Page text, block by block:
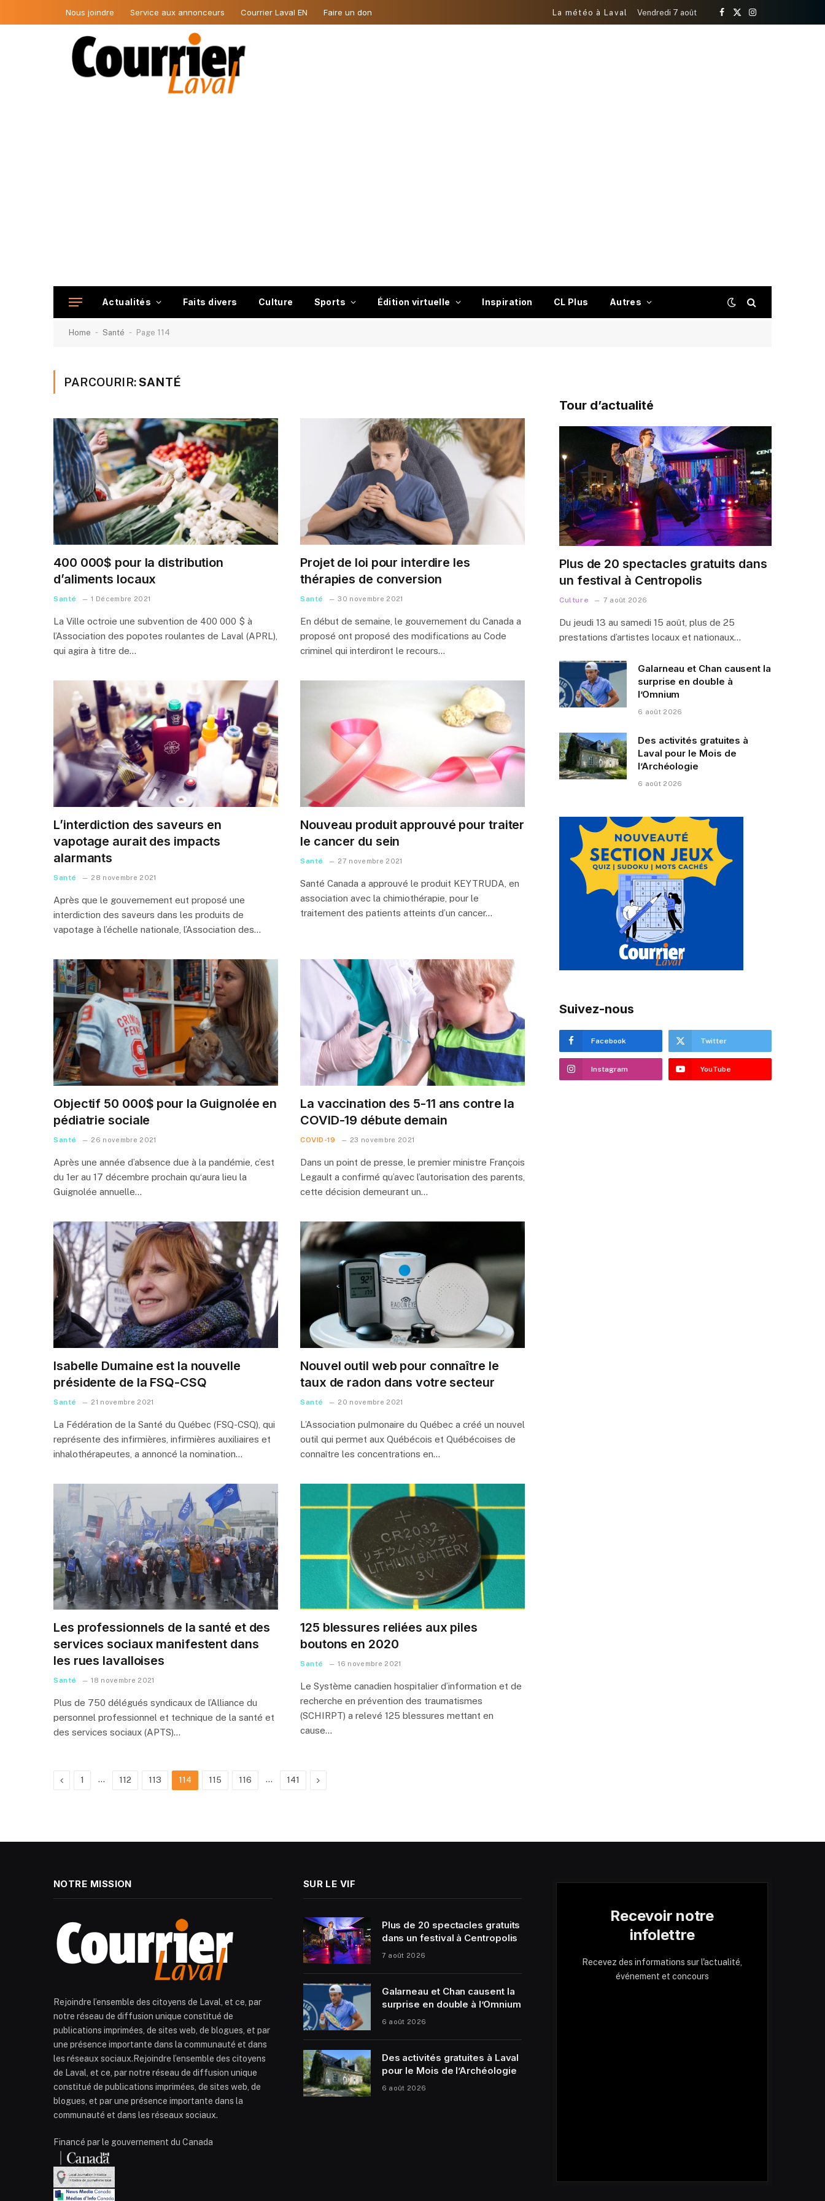
Nous joindre Service aux annonceurs Courrier Laval EN Faire un don La météo à Laval Vendredi 7 août
Facebook
X
Instagram
Actualités Faits divers Culture Sports Édition virtuelle Inspiration CL Plus Autres
Home - Santé - Page 114
PARCOURIR:SANTÉ
400 000$ pour la distribution
d’aliments locaux
Santé 1 Décembre 2021
La Ville octroie une subvention de 400 000 $ à
l’Association des popotes roulantes de Laval (APRL),
qui agira à titre de…
Projet de loi pour interdire les
thérapies de conversion
Santé 30 novembre 2021
En début de semaine, le gouvernement du Canada a
proposé ont proposé des modifications au Code
criminel qui interdiront le recours…
L’interdiction des saveurs en
vapotage aurait des impacts
alarmants
Santé 28 novembre 2021
Après que le gouvernement eut proposé une
interdiction des saveurs dans les produits de
vapotage à l’échelle nationale, l’Association des…
Nouveau produit approuvé pour traiter
le cancer du sein
Santé 27 novembre 2021
Santé Canada a approuvé le produit KEYTRUDA, en
association avec la chimiothérapie, pour le
traitement des patients atteints d’un cancer…
Objectif 50 000$ pour la Guignolée en
pédiatrie sociale
Santé 26 novembre 2021
Après une année d’absence due à la pandémie, c’est
du 1er au 17 décembre prochain qu‘aura lieu la
Guignolée annuelle…
La vaccination des 5-11 ans contre la
COVID-19 débute demain
COVID-19 23 novembre 2021
Dans un point de presse, le premier ministre François
Legault a confirmé qu’avec l’autorisation des parents,
cette décision demeurant un…
Isabelle Dumaine est la nouvelle
présidente de la FSQ-CSQ
Santé 21 novembre 2021
La Fédération de la Santé du Québec (FSQ-CSQ), qui
représente des infirmières, infirmières auxiliaires et
inhalothérapeutes, a annoncé la nomination…
Nouvel outil web pour connaître le
taux de radon dans votre secteur
Santé 20 novembre 2021
L’Association pulmonaire du Québec a créé un nouvel
outil qui permet aux Québécois et Québécoises de
connaître les concentrations en…
Les professionnels de la santé et des
services sociaux manifestent dans
les rues lavalloises
Santé 18 novembre 2021
Plus de 750 délégués syndicaux de l’Alliance du
personnel professionnel et technique de la santé et
des services sociaux (APTS)…
125 blessures reliées aux piles
boutons en 2020
Santé 16 novembre 2021
Le Système canadien hospitalier d’information et de
recherche en prévention des traumatismes
(SCHIRPT) a relevé 125 blessures mettant en
cause…
Previous
1 … 112 113 114 115 116 … 141 Next
Tour d’actualité
Plus de 20 spectacles gratuits dans
un festival à Centropolis
Culture 7 août 2026
Du jeudi 13 au samedi 15 août, plus de 25
prestations d’artistes locaux et nationaux…
Galarneau et Chan causent la
surprise en double à
l’Omnium
6 août 2026
Des activités gratuites à
Laval pour le Mois de
l’Archéologie
6 août 2026
Suivez-nous
Facebook Twitter
Instagram YouTube
NOTRE MISSION
Rejoindre l’ensemble des citoyens de Laval, et ce, par
notre réseau de diffusion unique constitué de
publications imprimées, de sites web, de blogues, et par
une présence importante dans la communauté et dans
les réseaux sociaux.Rejoindre l’ensemble des citoyens
de Laval, et ce, par notre réseau de diffusion unique
constitué de publications imprimées, de sites web, de
blogues, et par une présence importante dans la
communauté et dans les réseaux sociaux.
Financé par le gouvernement du Canada
SUR LE VIF
Plus de 20 spectacles gratuits
dans un festival à Centropolis
7 août 2026
Galarneau et Chan causent la
surprise en double à l’Omnium
6 août 2026
Des activités gratuites à Laval
pour le Mois de l’Archéologie
6 août 2026
Recevoir notre
infolettre
Recevez des informations sur l'actualité,
événement et concours